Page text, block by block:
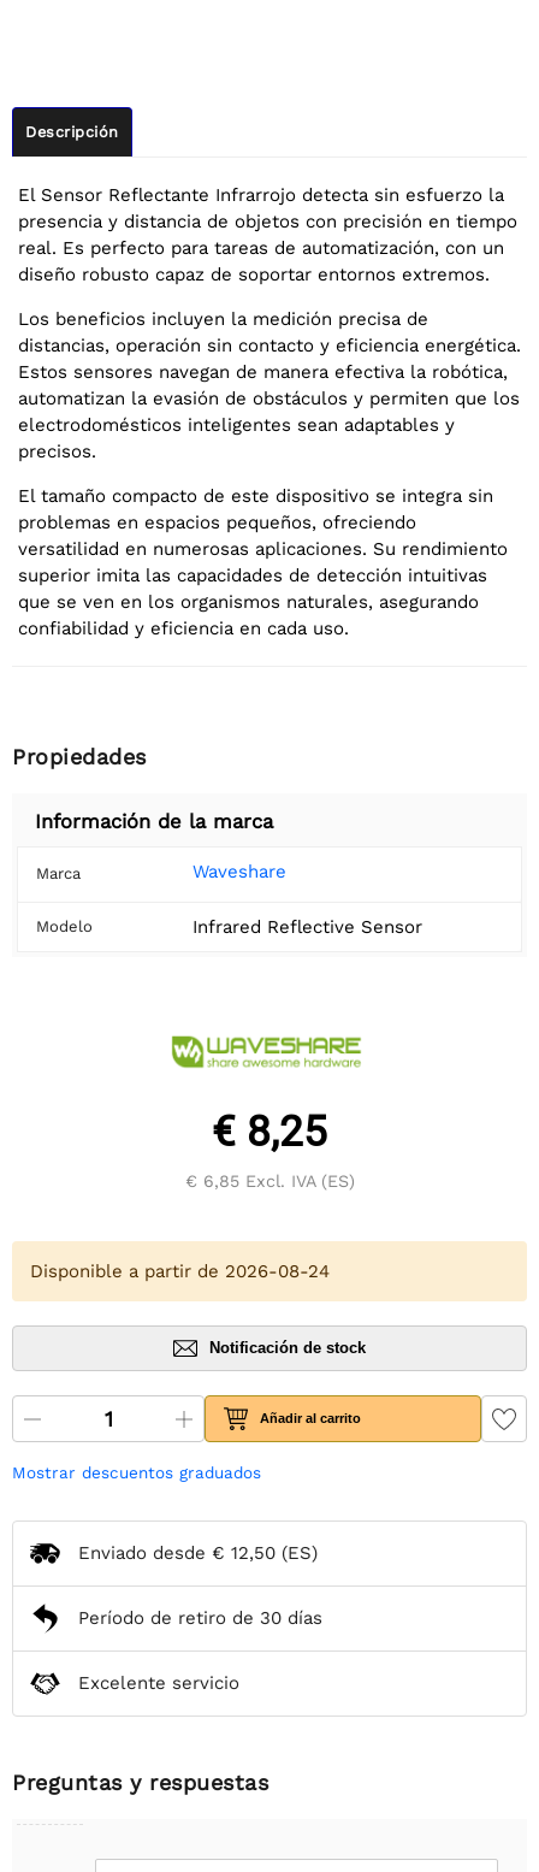
Descripción
El Sensor Reflectante Infrarrojo detecta sin esfuerzo la
presencia y distancia de objetos con precisión en tiempo
real. Es perfecto para tareas de automatización, con un
diseño robusto capaz de soportar entornos extremos.
Los beneficios incluyen la medición precisa de
distancias, operación sin contacto y eficiencia energética.
Estos sensores navegan de manera efectiva la robótica,
automatizan la evasión de obstáculos y permiten que los
electrodomésticos inteligentes sean adaptables y
precisos.
El tamaño compacto de este dispositivo se integra sin
problemas en espacios pequeños, ofreciendo
versatilidad en numerosas aplicaciones. Su rendimiento
superior imita las capacidades de detección intuitivas
que se ven en los organismos naturales, asegurando
confiabilidad y eficiencia en cada uso.
Propiedades
Información de la marca
Marca Waveshare
Modelo Infrared Reflective Sensor
€ 8,25
€ 6,85Excl. IVA (ES)
Disponible a partir de 2026-08-24
Notificación de stock
Añadir al carrito
Mostrar descuentos graduados
Enviado desde € 12,50 (ES)
Período de retiro de 30 días
Excelente servicio
Preguntas y respuestas